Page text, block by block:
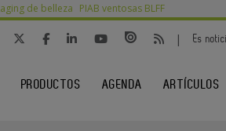
de belleza PIAB ventosas BLFF
| Es
PRODUCTOS AGENDA ARTÍCULOS